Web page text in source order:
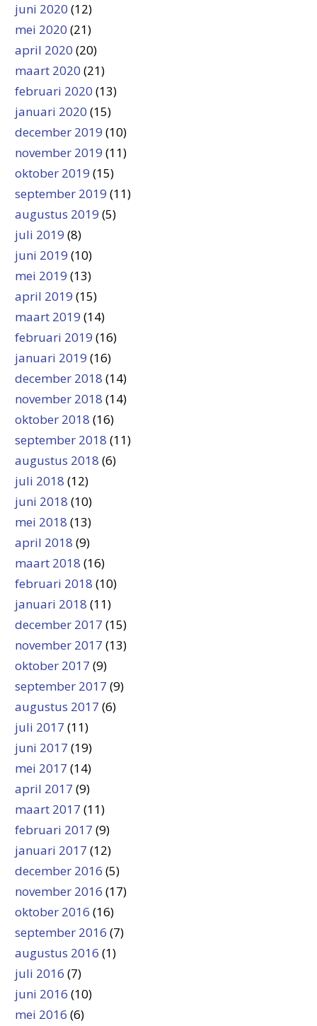
juni 2020 (12)
mei 2020 (21)
april 2020 (20)
maart 2020 (21)
februari 2020 (13)
januari 2020 (15)
december 2019 (10)
november 2019 (11)
oktober 2019 (15)
september 2019 (11)
augustus 2019 (5)
juli 2019 (8)
juni 2019 (10)
mei 2019 (13)
april 2019 (15)
maart 2019 (14)
februari 2019 (16)
januari 2019 (16)
december 2018 (14)
november 2018 (14)
oktober 2018 (16)
september 2018 (11)
augustus 2018 (6)
juli 2018 (12)
juni 2018 (10)
mei 2018 (13)
april 2018 (9)
maart 2018 (16)
februari 2018 (10)
januari 2018 (11)
december 2017 (15)
november 2017 (13)
oktober 2017 (9)
september 2017 (9)
augustus 2017 (6)
juli 2017 (11)
juni 2017 (19)
mei 2017 (14)
april 2017 (9)
maart 2017 (11)
februari 2017 (9)
januari 2017 (12)
december 2016 (5)
november 2016 (17)
oktober 2016 (16)
september 2016 (7)
augustus 2016 (1)
juli 2016 (7)
juni 2016 (10)
mei 2016 (6)